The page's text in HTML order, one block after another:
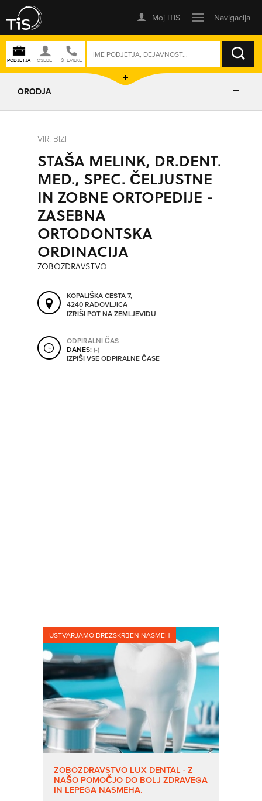
ISKANJE
ORODJA
IZRIŠI POT
POŠLJI SMS
ORODJA
SHRANI V MOJ ITIS
VIR: BIZI
STAŠA MELINK, DR.DENT.
MED., SPEC. ČELJUSTNE
IN ZOBNE ORTOPEDIJE -
ZASEBNA
ORTODONTSKA
ORDINACIJA
ZOBOZDRAVSTVO
KOPALIŠKA CESTA 7,
4240 RADOVLJICA
IZRIŠI POT NA ZEMLJEVIDU
ODPIRALNI ČAS
DANES:(-)
IZPIŠI VSE ODPIRALNE ČASE
USTVARJAMO BREZSKRBEN NASMEH
ZOBOZDRAVSTVO LUX DENTAL - Z
NAŠO POMOČJO DO BOLJ ZDRAVEGA
IN LEPEGA NASMEHA.